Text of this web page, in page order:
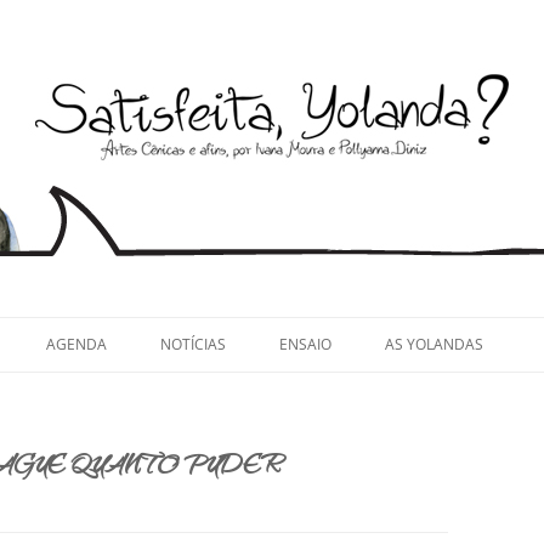
AGENDA NOTÍCIAS ENSAIO AS YOLANDAS
QUANTO PUDER